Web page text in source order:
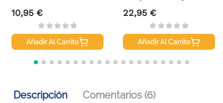
Precio
10,95 €
Añadir Al Carrito
Precio
22,95 €
Añadir Al Carrito
Descripción Comentarios (6)